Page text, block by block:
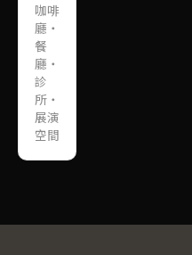
咖啡
廳・
餐
廳・
診
所・
展演
空間